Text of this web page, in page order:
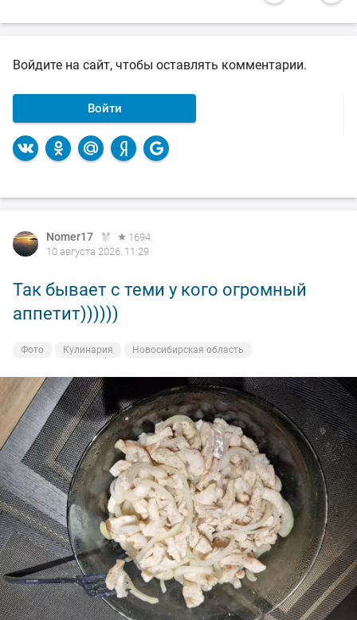
Войдите на сайт, чтобы оставлять комментарии.
Войти
Nomer17
1694
10 августа 2026, 11:29
Так бывает с теми у кого огромный
аппетит))))))
Фото Кулинария Новосибирская область